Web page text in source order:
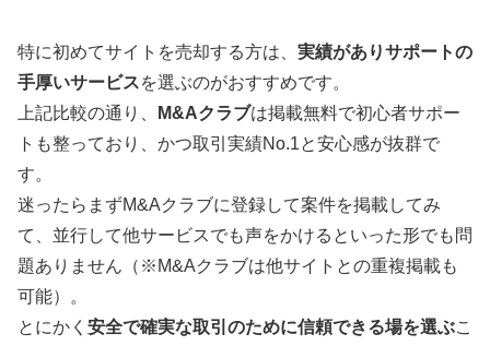
特に初めてサイトを売却する方は、 実績がありサポートの
手厚いサービスを選ぶのがおすすめです。
上記比較の通り、
M&Aクラブは掲載無料で初心者サポー
トも整っており、かつ取引実績No.1と安心感が抜群で
す。
迷ったらまずM&Aクラブに登録して案件を掲載してみ
て、並行して他サービスでも声をかけるといった形でも問
題ありません（※M&Aクラブは他サイトとの重複掲載も
可能）。
とにかく 安全で確実な取引のために信頼できる場を選ぶこ